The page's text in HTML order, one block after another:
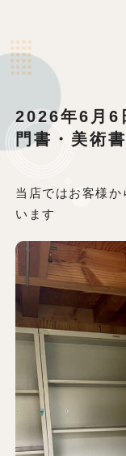
2026年6月6
門書・美術
当店ではお客様
います